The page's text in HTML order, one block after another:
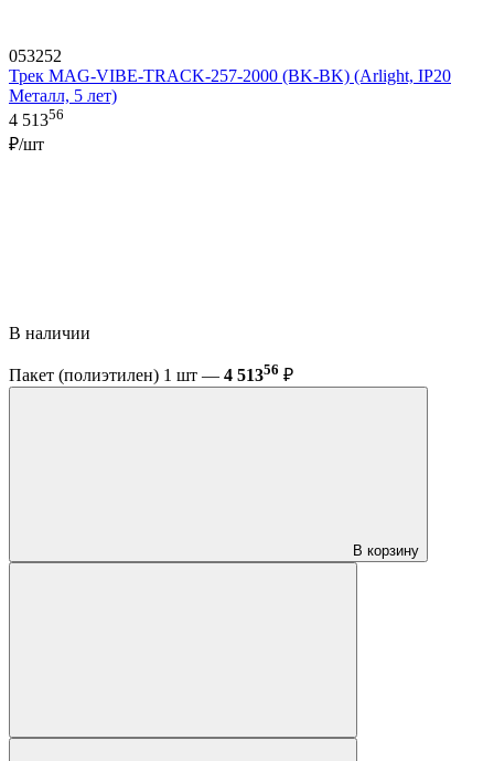
053252
Трек MAG-VIBE-TRACK-257-2000 (BK-BK) (Arlight, IP20
Металл, 5 лет)
4 51356
₽/шт
В наличии
Пакет (полиэтилен) 1 шт — 4 51356 ₽
В корзину